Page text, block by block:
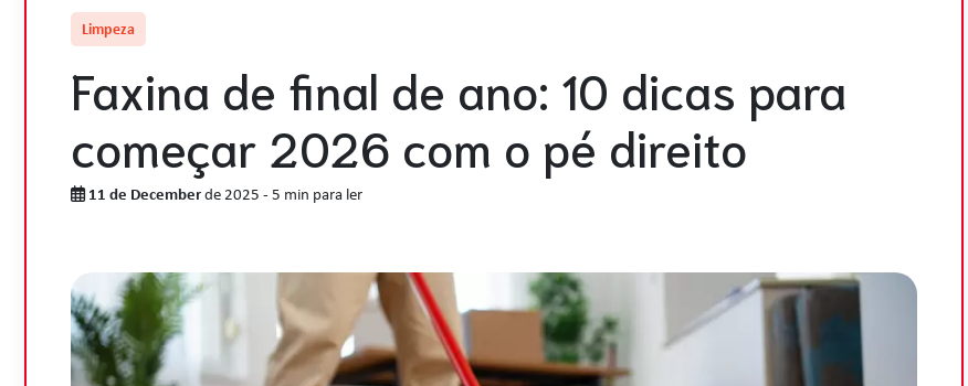
Limpeza
Faxina de final de ano: 10 dicas para
começar 2026 com o pé direito
11 de December de 2025 - 5 min para ler